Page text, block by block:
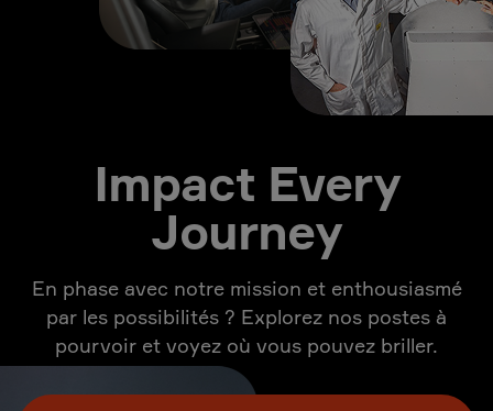
Impact Every
Journey
En phase avec notre mission et enthousiasmé
par les possibilités ? Explorez nos postes à
pourvoir et voyez où vous pouvez briller.